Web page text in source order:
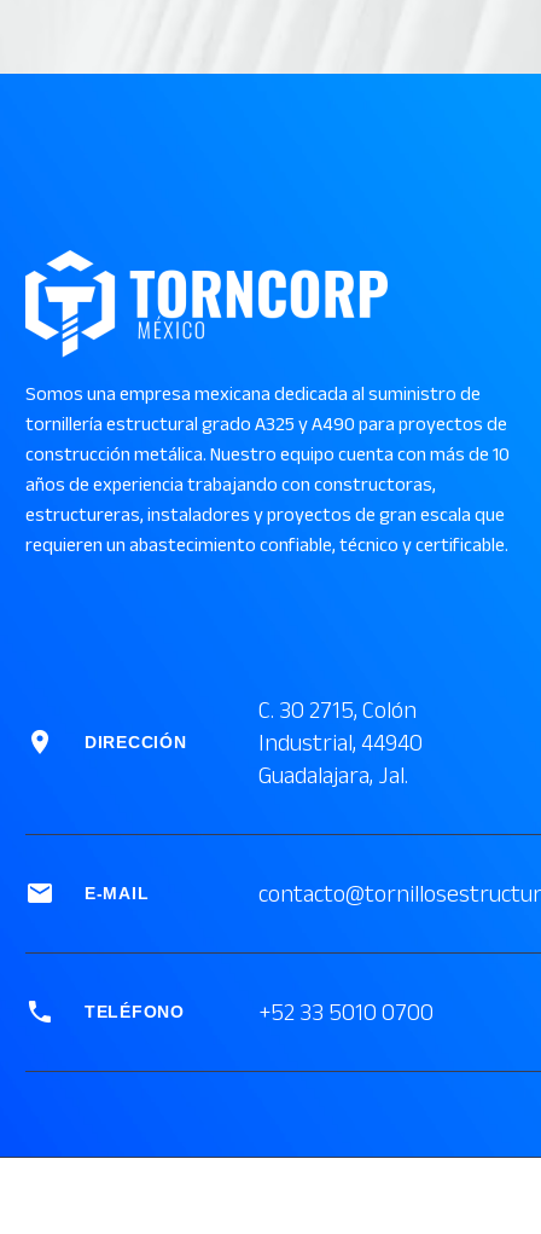
Somos una empresa mexicana dedicada al suministro de
tornillería estructural grado A325 y A490 para proyectos de
construcción metálica. Nuestro equipo cuenta con más de 10
años de experiencia trabajando con constructoras,
estructureras, instaladores y proyectos de gran escala que
requieren un abastecimiento confiable, técnico y certificable.

 DIRECCIÓN
C. 30 2715, Colón
Industrial, 44940
Guadalajara, Jal.

 E-MAIL

 TELÉFONO +52 33 5010 0700